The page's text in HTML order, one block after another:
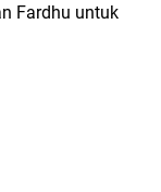
Fardhu untuk